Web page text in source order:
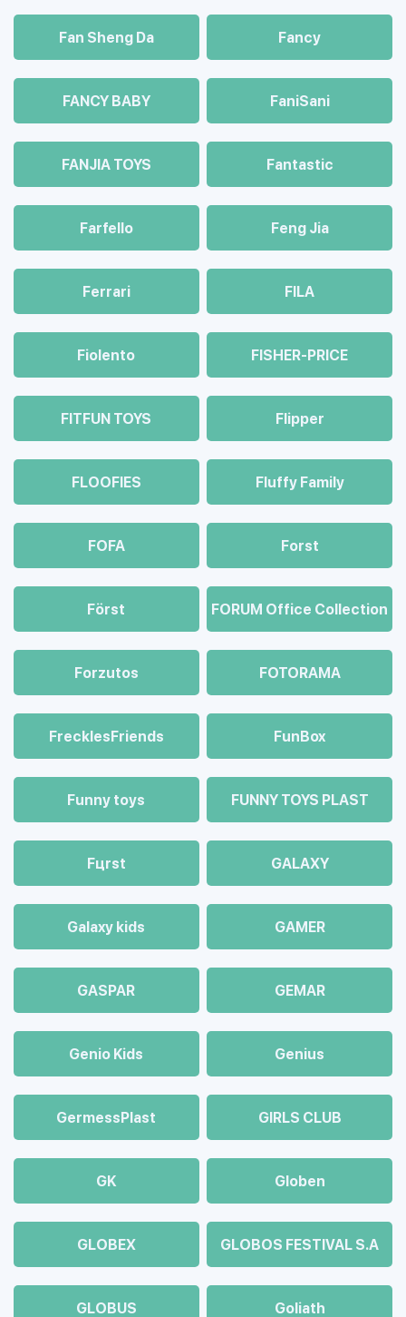
Fan Sheng Da Fancy
FANCY BABY FaniSani
FANJIA TOYS Fantastic
Farfello Feng Jia
Ferrari FILA
Fiolento FISHER-PRICE
FITFUN TOYS Flipper
FLOOFIES Fluffy Family
FOFA Forst
Först FORUM Office Collection
Forzutos FOTORAMA
FrecklesFriends FunBox
Funny toys FUNNY TOYS PLAST
Fцrst GALAXY
Galaxy kids GAMER
GASPAR GEMAR
Genio Kids Genius
GermessPlast GIRLS CLUB
GK Globen
GLOBEX GLOBOS FESTIVAL S.A
GLOBUS Goliath